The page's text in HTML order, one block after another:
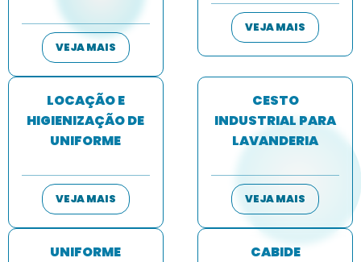
VEJA MAIS
VEJA MAIS
LOCAÇÃO E
HIGIENIZAÇÃO DE
UNIFORME
VEJA MAIS
CESTO
INDUSTRIAL PARA
LAVANDERIA
VEJA MAIS
UNIFORME
CABIDE